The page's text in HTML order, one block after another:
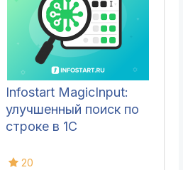
Infostart MagicInput:
улучшенный поиск по
строке в 1С
20